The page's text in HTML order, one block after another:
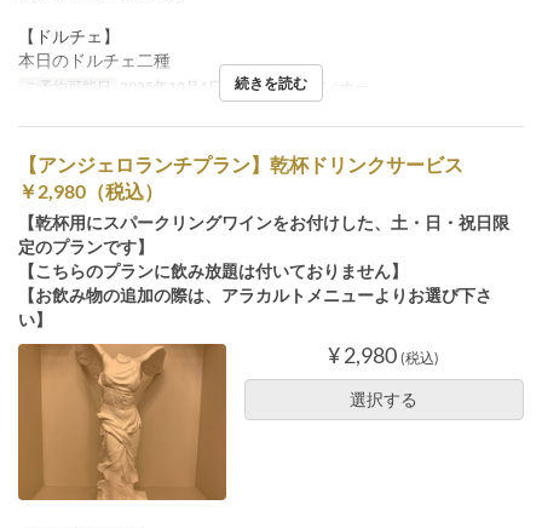
【ドルチェ】
本日のドルチェ二種
ご予約可能日 2025年10月1日 ~ 食事時間
続きを読む
【アンジェロランチプラン】乾杯ドリンクサービス
￥2,980（税込）
【乾杯用にスパークリングワインをお付けした、土・日・祝日限
定のプランです】
【こちらのプランに飲み放題は付いておりません】
【お飲み物の追加の際は、アラカルトメニューよりお選び下さ
い】
¥ 2,980 (税込)
選択する